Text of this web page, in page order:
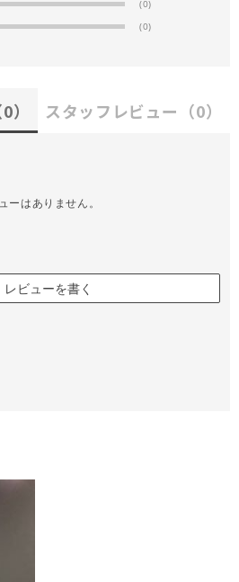
(0)
(0)
0） スタッフレビュー （0）
ーはありません。
レビューを書く